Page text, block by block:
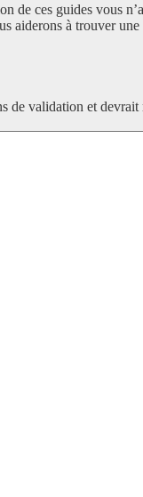
de ces guides vous
aiderons à trouver
de validation et devrait